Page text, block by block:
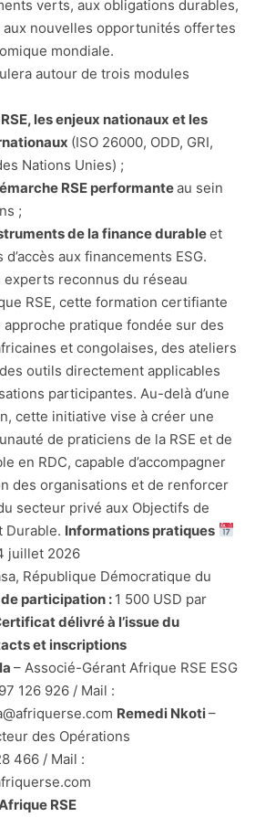
verts, aux obligations durables,
aux nouvelles opportunités offertes
mondiale.
autour de trois modules
les enjeux nationaux et les
(ISO 26000, ODD, GRI,
Nations Unies) ;
RSE performanteau sein
;
de la finance durableet
aux financements ESG.
experts reconnus du réseau
RSE, cette formation certifiante
pratique fondée sur des
et congolaises, des ateliers
outils directement applicables
participantes. Au-delà d’une
cette initiative vise à créer une
de praticiens de la RSE et de
en RDC, capable d’accompagner
des organisations et de renforcer
secteur privé aux Objectifs de
Durable. Informations pratiques
juillet 2026
République Démocratique du
participation : 1 500 USD par
délivré à l’issue du
et inscriptions
– Associé-Gérant Afrique RSE ESG
126 926 / Mail :
Remedi Nkoti–
des Opérations
466 / Mail :
RSE